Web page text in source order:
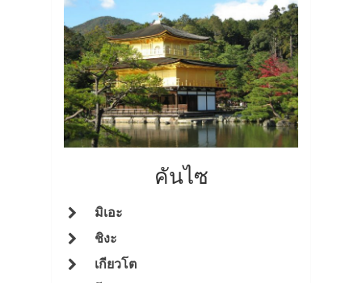
คันไซ
มิเอะ
ชิงะ
เกียวโต